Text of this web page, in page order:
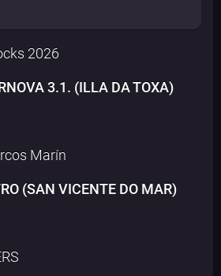
2026
3.1. (ILLA DA TOXA)
Marín
(SAN VICENTE DO MAR)